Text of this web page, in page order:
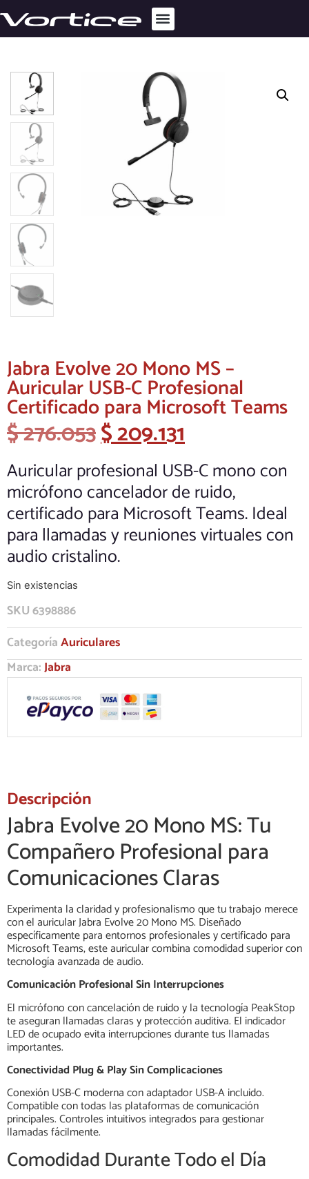
Jabra Evolve 20 Mono MS –
Auricular USB-C Profesional
Certificado para Microsoft Teams
$276.053$209.131
Auricular profesional USB-C mono con
micrófono cancelador de ruido,
certificado para Microsoft Teams. Ideal
para llamadas y reuniones virtuales con
audio cristalino.
Sin existencias
SKU6398886
CategoríaAuriculares
Marca:Jabra
Descripción
Jabra Evolve 20 Mono MS: Tu
Compañero Profesional para
Comunicaciones Claras
Experimenta la claridad y profesionalismo que tu trabajo merece
con el auricular Jabra Evolve 20 Mono MS. Diseñado
específicamente para entornos profesionales y certificado para
Microsoft Teams, este auricular combina comodidad superior con
tecnología avanzada de audio.
Comunicación Profesional Sin Interrupciones
El micrófono con cancelación de ruido y la tecnología PeakStop
te aseguran llamadas claras y protección auditiva. El indicador
LED de ocupado evita interrupciones durante tus llamadas
importantes.
Conectividad Plug & Play Sin Complicaciones
Conexión USB-C moderna con adaptador USB-A incluido.
Compatible con todas las plataformas de comunicación
principales. Controles intuitivos integrados para gestionar
llamadas fácilmente.
Comodidad Durante Todo el Día